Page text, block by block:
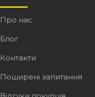
Про нас
Блог
Контакти
Поширені запитання